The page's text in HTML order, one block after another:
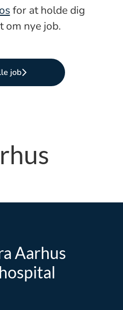
for at holde dig
om nye job.
job
Aarhus